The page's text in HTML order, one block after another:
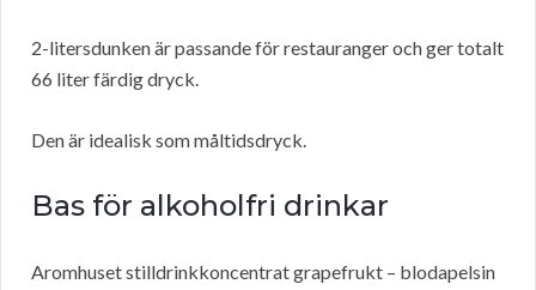
2-litersdunken är passande för restauranger och ger totalt
66 liter färdig dryck.
Den är idealisk som måltidsdryck.
Bas för alkoholfri drinkar
Aromhuset stilldrinkkoncentrat grapefrukt – blodapelsin